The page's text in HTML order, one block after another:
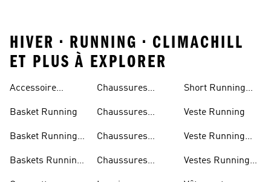
HIVER • RUNNING • CLIMACHILL
ET PLUS À EXPLORER
Accessoire
Basket Running
Basket Running
Baskets Running
Chaussures
Chaussures
Chaussures
Chaussures
Short Running
Veste Running
Veste Running
Vestes Running